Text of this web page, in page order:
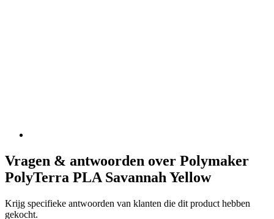
Vragen & antwoorden over Polymaker
PolyTerra PLA Savannah Yellow
Krijg specifieke antwoorden van klanten die dit product hebben
gekocht.